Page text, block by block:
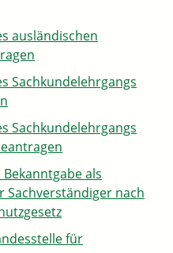
ausländischen
Sachkundelehrgangs
Sachkundelehrgangs
als
Sachverständiger nach
für